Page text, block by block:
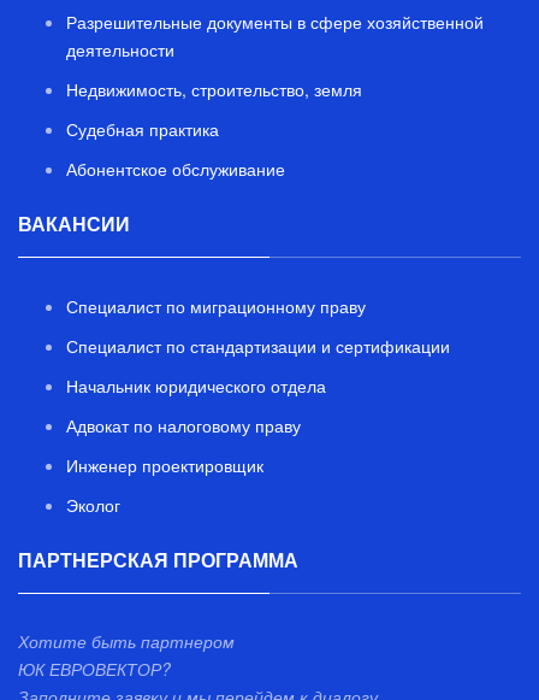
Разрешительные документы в сфере хозяйственной
деятельности
Недвижимость, строительство, земля
Судебная практика
Абонентское обслуживание
ВАКАНСИИ
Специалист по миграционному праву
Специалист по стандартизации и сертификации
Начальник юридического отдела
Адвокат по налоговому праву
Инженер проектировщик
Эколог
ПАРТНЕРСКАЯ ПРОГРАММА
Хотите быть партнером
ЮК ЕВРОВЕКТОР?